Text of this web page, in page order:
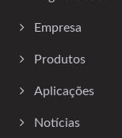
Empresa
Produtos
Aplicações
Notícias